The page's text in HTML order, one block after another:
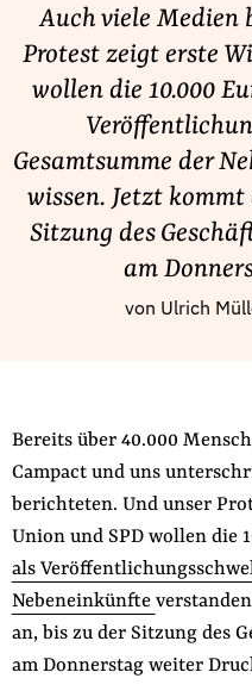
Unsere Schwerpunkte
Lobbykontrolle und Regeln
Lobbyismus und Klima
Macht der Digitalkonzerne
Spenden & Fördern
Fördermitglied werden
Jetzt Spenden
Geschenkspende
Presse
Newsletter
Appelle unterzeichnen
Impressum
Auch viele Medien
Protest zeigt erste
wollen die 10.000
Gesamtsumme der
wissen. Jetzt
Sitzung des
am
von Ulrich
Bereits über 40.000
Campact und uns
berichteten. Und unser
Union und SPD wollen die
als
Nebeneinkünfte
an, bis zu der Sitzung des
am Donnerstag weiter